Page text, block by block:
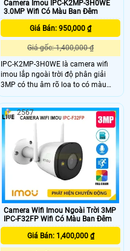
Camera Imou IPC-K2MP-3H0WE
3.0MP Wifi Có Màu Ban Đêm
Giá Bán: 950,000 ₫
Giá gốc: 1,400,000 ₫
IPC-K2MP-3H0WE là camera wifi
imou lắp ngoài trời độ phân giải
3MP có thu âm rõ loa to có màu
ban đêm cùng chức năng xoay 360
kháng nước tốt trang bị hồng ngoại
10m chức năng ai thông minh phân
biệt người và vật cuyển động phù
hợp lắp cổng nhà cổng công ty nhà
xưởng kho hàng và giám sát xe
trước cửa hàng.
Camera Wifi Imou Ngoài Trời 3MP
IPC-F32FP Wifi Có Màu Ban Đêm
Giá Bán: 1,400,000 ₫
2567